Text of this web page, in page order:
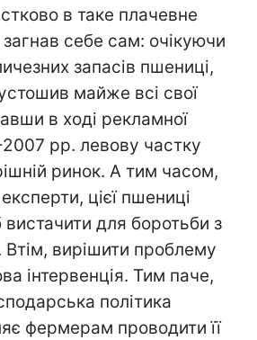
в таке плачевне
себе сам: очікуючи
запасів пшениці,
майже всі свої
в ході рекламної
рр. левову частку
ринок. А тим часом,
цієї пшениці
вистачити для боротьби з
Втім, вирішити проблему
інтервенція. Тим паче,
політика
фермерам проводити її